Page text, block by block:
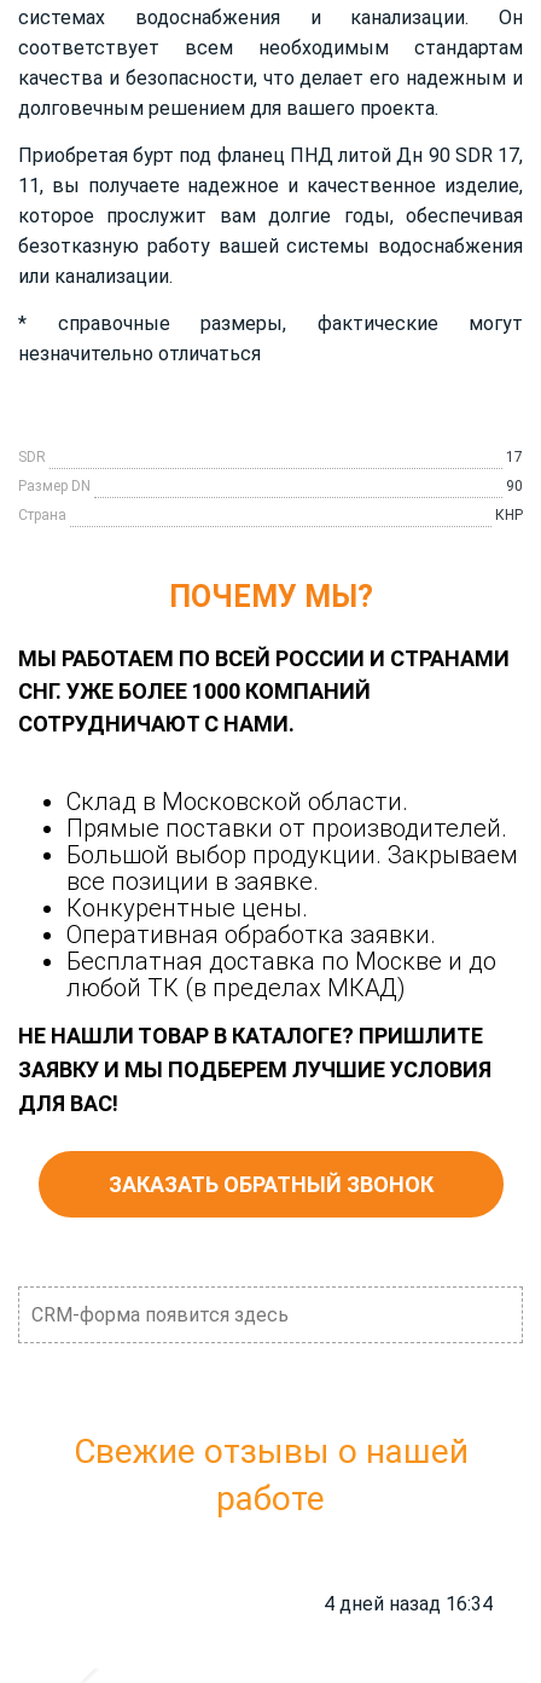
системах водоснабжения и канализации. Он
соответствует всем необходимым стандартам
качества и безопасности, что делает его надежным и
долговечным решением для вашего проекта.
Приобретая бурт под фланец ПНД литой Дн 90 SDR 17,
11, вы получаете надежное и качественное изделие,
которое прослужит вам долгие годы, обеспечивая
безотказную работу вашей системы водоснабжения
или канализации.
* справочные размеры, фактические могут
незначительно отличаться
SDR
17
Размер DN
90
Страна
КНР
CRM-форма появится здесь
ПОЧЕМУ МЫ?
МЫ РАБОТАЕМ ПО ВСЕЙ РОССИИ И СТРАНАМИ
СНГ. УЖЕ БОЛЕЕ 1000 КОМПАНИЙ
СОТРУДНИЧАЮТ С НАМИ.
Склад в Московской области.
Прямые поставки от производителей.
Большой выбор продукции. Закрываем
все позиции в заявке.
Конкурентные цены.
Оперативная обработка заявки.
Бесплатная доставка по Москве и до
любой ТК (в пределах МКАД)
НЕ НАШЛИ ТОВАР В КАТАЛОГЕ? ПРИШЛИТЕ
ЗАЯВКУ И МЫ ПОДБЕРЕМ ЛУЧШИЕ УСЛОВИЯ
ДЛЯ ВАС!
ЗАКАЗАТЬ ОБРАТНЫЙ ЗВОНОК
Свежие отзывы о нашей
работе
4 дней назад 16:34